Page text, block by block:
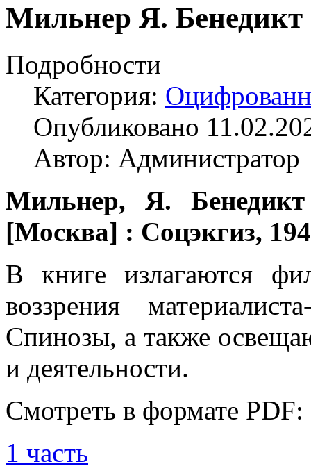
Мильнер Я. Бенедикт
Подробности
Категория:
Опубликовано
Автор: Администратор
Мильнер, Я.
[Москва] : Соцэкгиз,
В книге излагаются
воззрения
Спинозы, а также
и деятельности.
Смотреть в формате PDF:
1 часть